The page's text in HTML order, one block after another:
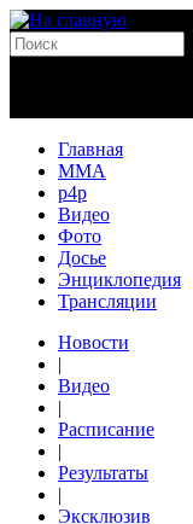
Главная
MMA
p4p
Видео
Фото
Досье
Энциклопедия
Трансляции
Новости
|
Видео
|
Расписание
|
Результаты
|
Эксклюзив